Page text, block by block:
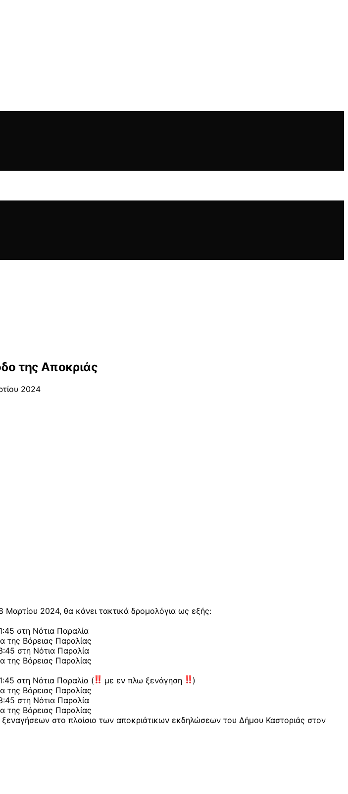
της Αποκριάς
2024
2024, θα κάνει τακτικά δρομολόγια ως εξής:
στη Νότια Παραλία
της Βόρειας Παραλίας
στη Νότια Παραλία
της Βόρειας Παραλίας
στη Νότια Παραλία (
με εν πλω ξενάγηση
)
της Βόρειας Παραλίας
στη Νότια Παραλία
της Βόρειας Παραλίας
στο πλαίσιο των αποκριάτικων εκδηλώσεων του Δήμου Καστοριάς στον